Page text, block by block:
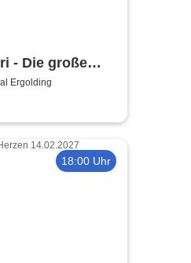
- Die große
Ergolding
18:00 Uhr